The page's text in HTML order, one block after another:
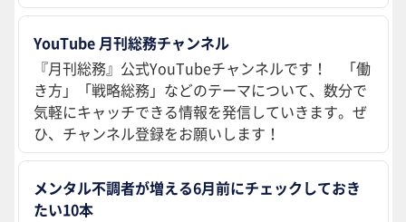
YouTube 月刊総務チャンネル
『月刊総務』公式YouTubeチャンネルです！ 「働
き方」「戦略総務」などのテーマについて、数分で
気軽にキャッチできる情報を発信していきます。ぜ
ひ、チャンネル登録をお願いします！
メンタル不調者が増える6月前にチェックしておき
たい10本